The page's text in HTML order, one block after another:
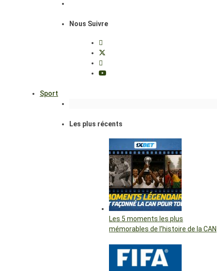
Nous Suivre
Sport
Les plus récents
Les 5 moments les plus
mémorables de l’histoire de la CAN